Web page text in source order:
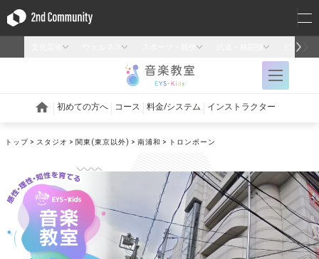
トップ スタジオ 関東(東京以外) 南浦和 トロンボーン